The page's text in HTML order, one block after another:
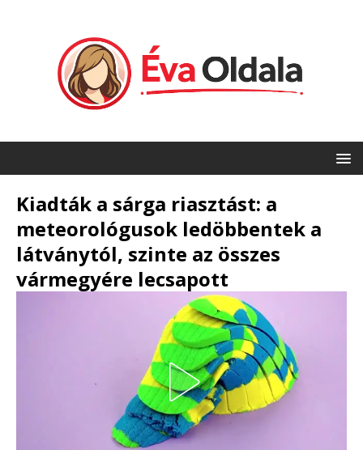
Kiadták a sárga riasztást: a
meteorológusok ledöbbentek a
látványtól, szinte az összes
vármegyére lecsapott